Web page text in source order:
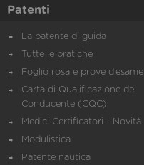
Patenti
La patente di guida
Tutte le pratiche
Foglio rosa e prove d’esame
Carta di Qualificazione del
Conducente (CQC)
Medici Certificatori - Novità
Modulistica
Patente nautica